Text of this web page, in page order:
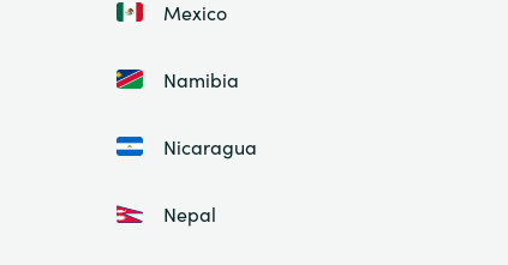
Mexico
Namibia
Nicaragua
Nepal